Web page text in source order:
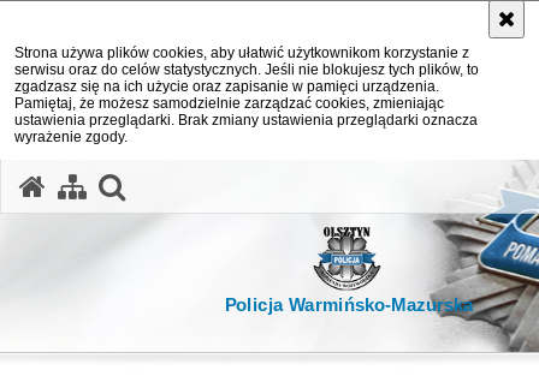
Strona używa plików cookies, aby ułatwić użytkownikom korzystanie z
serwisu oraz do celów statystycznych. Jeśli nie blokujesz tych plików, to
zgadzasz się na ich użycie oraz zapisanie w pamięci urządzenia.
Pamiętaj, że możesz samodzielnie zarządzać cookies, zmieniając
ustawienia przeglądarki. Brak zmiany ustawienia przeglądarki oznacza
wyrażenie zgody.
Policja Warmińsko-Mazurska